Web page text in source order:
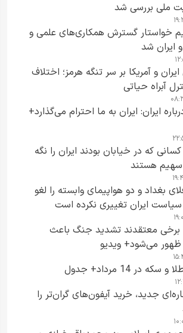
ملی بررسی شد
خواستار گسترش همکاری‌های علمی و
ایران شد
و آمریکا بر سر تنگه هرمز؛ اختلاف
آبراه حیاتی
ایران: ایران به ما احترام می‌گذارد+
که در خیابان بودند ایران را نگه
سهیم هستند
بغداد و دو هواپیمای وابسته را لغو
سیاست ایران تغییری نکرده است
معتقدند تشدید جنگ باعث
می‌شود+ ویدیو
14 مرداد+ جدول
جدید، خرید آیفون‌های گران‌تر را